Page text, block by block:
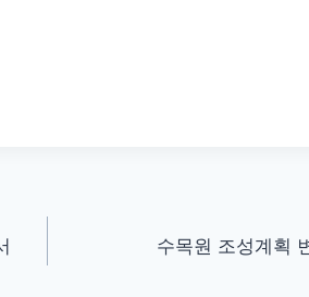
수목원 조성계획